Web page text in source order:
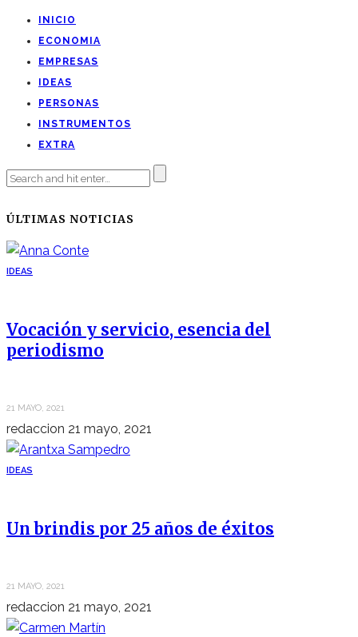
INICIO
ECONOMIA
EMPRESAS
IDEAS
PERSONAS
INSTRUMENTOS
EXTRA
ÚLTIMAS NOTICIAS
IDEAS
Vocación y servicio, esencia del
periodismo
21 MAYO, 2021
redaccion 21 mayo, 2021
IDEAS
Un brindis por 25 años de éxitos
21 MAYO, 2021
redaccion 21 mayo, 2021